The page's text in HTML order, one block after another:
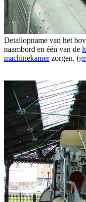
Detailopname van het
naambord en één van de
machinekamerzorgen. (